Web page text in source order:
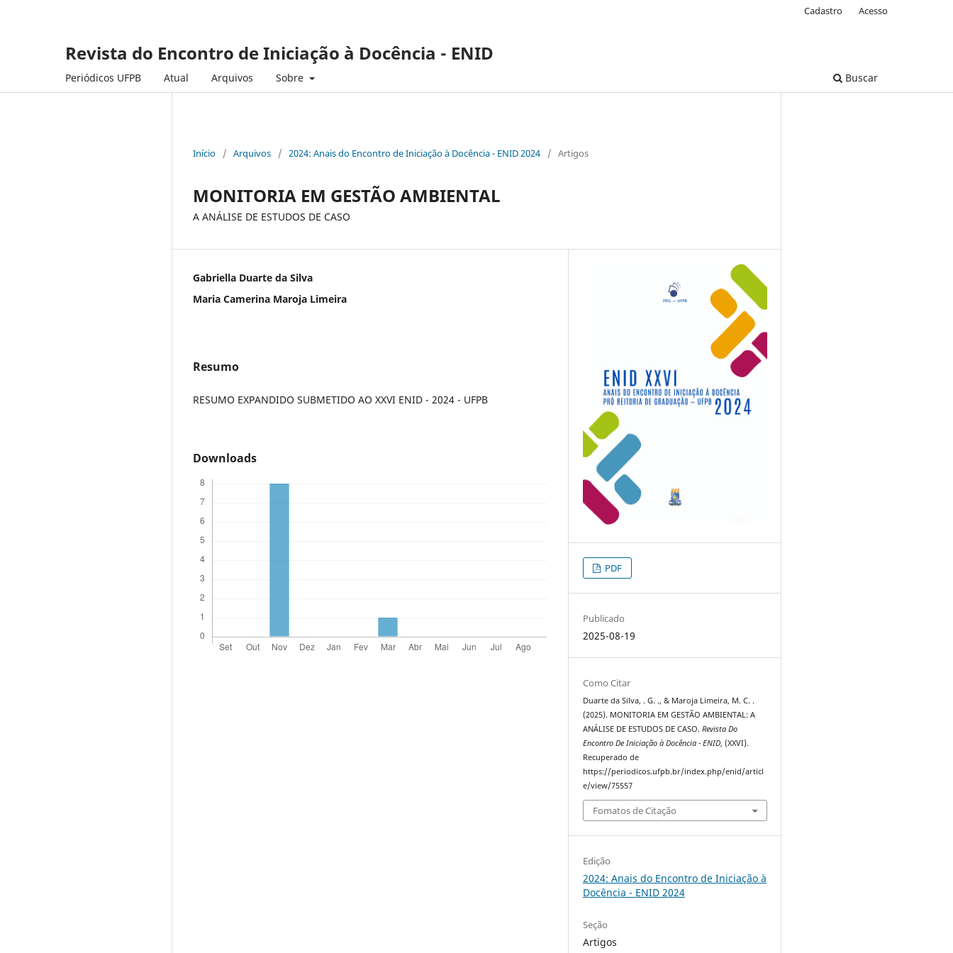
Revista do Encontro de Iniciação à Docência - ENID
Periódicos UFPB Atual Arquivos Sobre Buscar
Cadastro Acesso
Início / Arquivos / 2024: Anais do Encontro de Iniciação à Docência - ENID 2024 / Artigos
MONITORIA EM GESTÃO AMBIENTAL
A ANÁLISE DE ESTUDOS DE CASO
Gabriella Duarte da Silva
Maria Camerina Maroja Limeira
Resumo
RESUMO EXPANDIDO SUBMETIDO AO XXVI ENID - 2024 - UFPB
Downloads
PDF
Publicado
2025-08-19
Como Citar
Duarte da Silva, . G. ., & Maroja Limeira, M. C. .
(2025). MONITORIA EM GESTÃO AMBIENTAL: A
ANÁLISE DE ESTUDOS DE CASO.Revista Do
Encontro De Iniciação à Docência - ENID, (XXVI).
Recuperado de
https://periodicos.ufpb.br/index.php/enid/articl
e/view/75557
Fomatos de Citação
Edição
2024: Anais do Encontro de Iniciação à
Docência - ENID 2024
Seção
Artigos